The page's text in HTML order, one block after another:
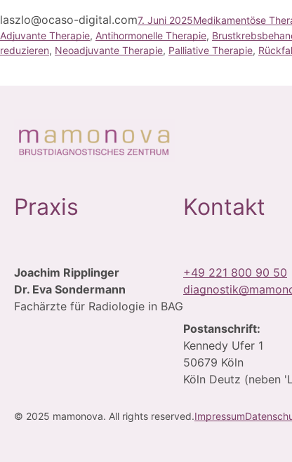
laszlo@ocaso-digital.com7. Juni 2025Medikamentöse
Adjuvante Therapie, Antihormonelle Therapie,
reduzieren, Neoadjuvante Therapie, Palliative Therapie,
Praxis
Joachim Ripplinger
Dr. Eva Sondermann
Fachärzte für Radiologie in BAG
Kontakt
+49 221 800 90 50
Postanschrift:
Kennedy Ufer 1
50679 Köln
Köln Deutz (neben
© 2025 mamonova. All rights reserved.Impressum